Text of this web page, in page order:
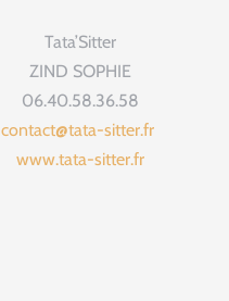
Tata’Sitter
ZIND SOPHIE
06.40.58.36.58
contact@tata-sitter.fr
www.tata-sitter.fr
tata_sitter
Août 6